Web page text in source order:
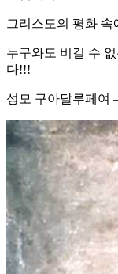
그리스도의 평화
누구와도 비길 수
다!!!
성모 구아달루페여